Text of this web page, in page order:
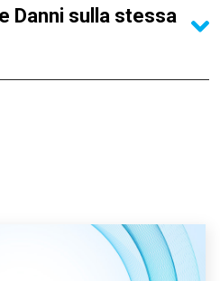
Danni sulla stessa